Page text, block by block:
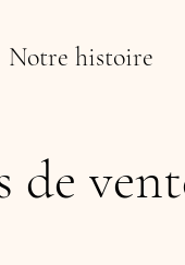
Notre histoire
de